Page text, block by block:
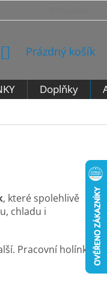
PRO ODSTOUPENÍ
NÁKUPNÍ
Prázdný košík
Doplňky
, které spolehlivě
chladu i
Pracovní holínky